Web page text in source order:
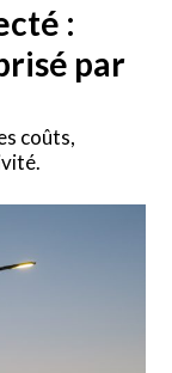
:
par
coûts,